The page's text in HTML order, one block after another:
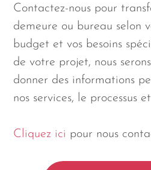
Contactez-nous pour
demeure ou bureau selon
budget et vos besoins
de votre projet, nous
donner des informations
nos services, le processus
Cliquez ici pour nous